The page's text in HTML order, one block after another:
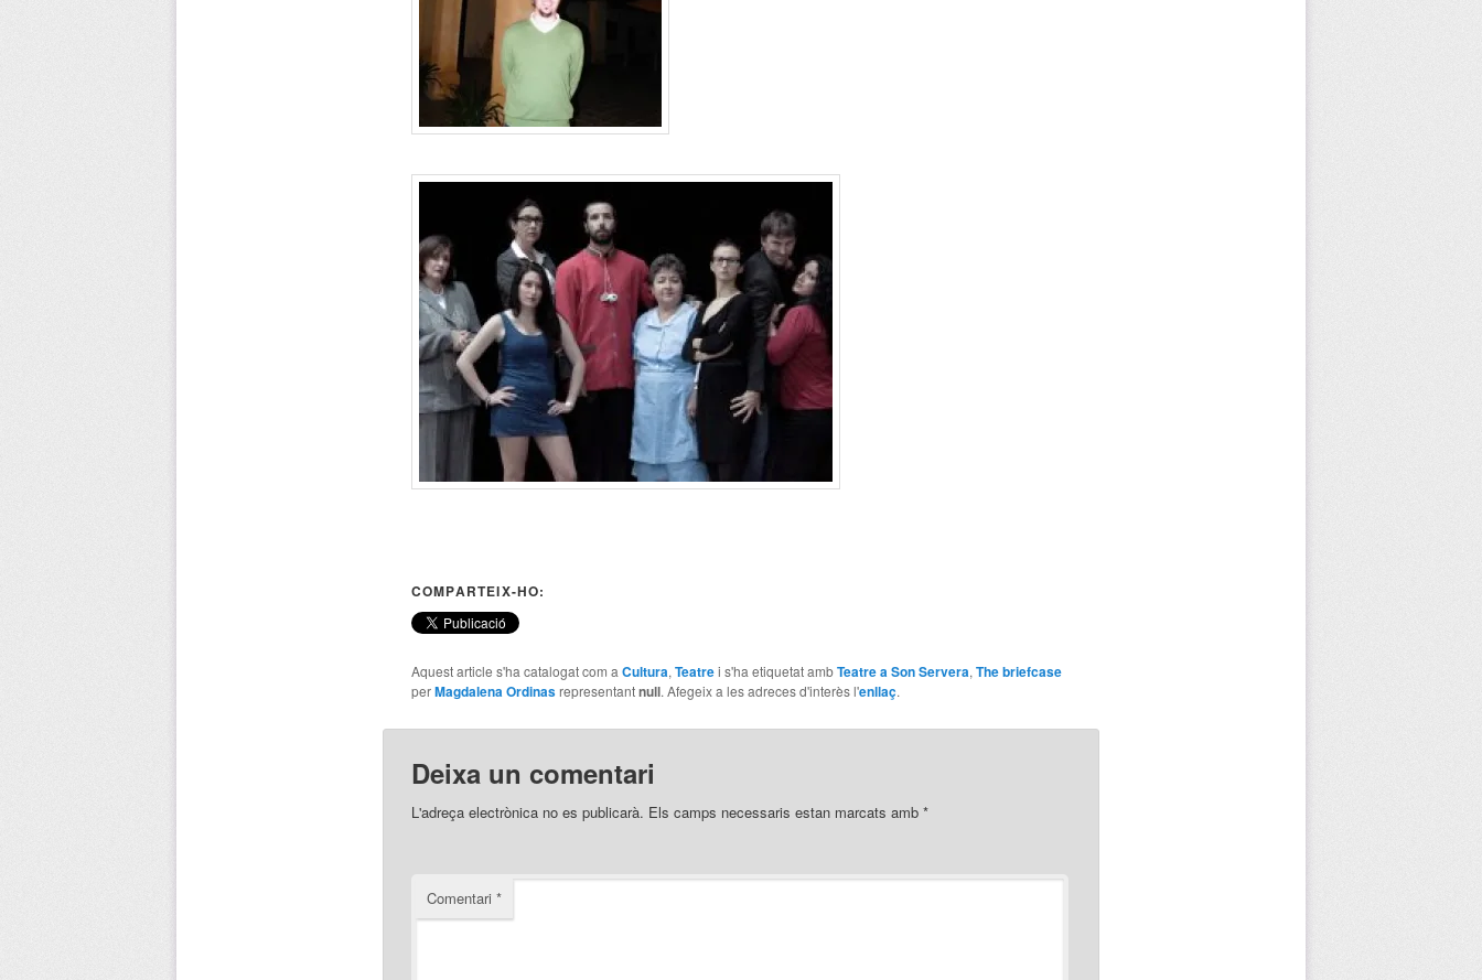
COMPARTEIX-HO:
Aquest article s'ha catalogat com a Cultura, Teatrei s'ha etiquetat ambTeatre a Son Servera, The briefcase
perMagdalena Ordinasrepresentantnull. Afegeix a les adreces d'interès l'enllaç.
Deixa un comentari
L'adreça electrònica no es publicarà. Els camps necessaris estan marcats amb *
Comentari *